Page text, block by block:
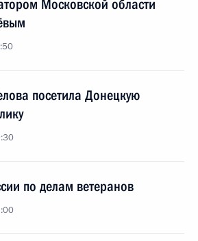
Московской области
посетила Донецкую
по делам ветеранов